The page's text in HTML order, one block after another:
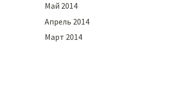
Май 2014
Апрель 2014
Март 2014